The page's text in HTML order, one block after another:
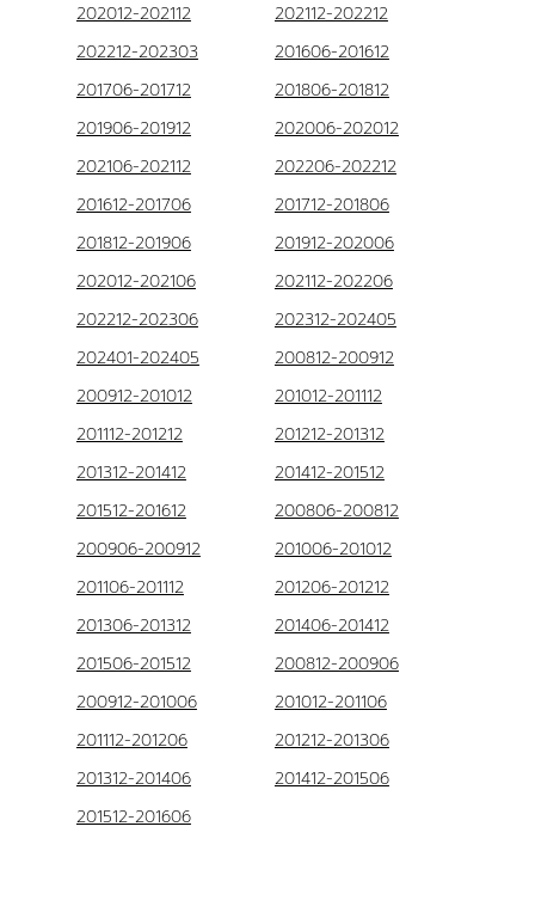
202012-202112
202112-202212
202212-202303
201606-201612
201706-201712
201806-201812
201906-201912
202006-202012
202106-202112
202206-202212
201612-201706
201712-201806
201812-201906
201912-202006
202012-202106
202112-202206
202212-202306
202312-202405
202401-202405
200812-200912
200912-201012
201012-201112
201112-201212
201212-201312
201312-201412
201412-201512
201512-201612
200806-200812
200906-200912
201006-201012
201106-201112
201206-201212
201306-201312
201406-201412
201506-201512
200812-200906
200912-201006
201012-201106
201112-201206
201212-201306
201312-201406
201412-201506
201512-201606